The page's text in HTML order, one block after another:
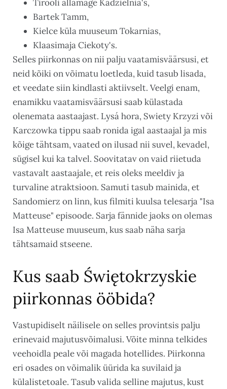
Tirooli allamäge Kadzielnia's,
Bartek Tamm,
Kielce küla muuseum Tokarnias,
Klaasimaja Ciekoty's.
Selles piirkonnas on nii palju vaatamisväärsusi, et
neid kõiki on võimatu loetleda, kuid tasub lisada,
et veedate siin kindlasti aktiivselt. Veelgi enam,
enamikku vaatamisväärsusi saab külastada
olenemata aastaajast. Lysá hora, Swiety Krzyzi või
Karczowka tippu saab ronida igal aastaajal ja mis
kõige tähtsam, vaated on ilusad nii suvel, kevadel,
sügisel kui ka talvel. Soovitatav on vaid riietuda
vastavalt aastaajale, et reis oleks meeldiv ja
turvaline atraktsioon. Samuti tasub mainida, et
Sandomierz on linn, kus filmiti kuulsa telesarja "Isa
Matteuse" episoode. Sarja fännide jaoks on olemas
Isa Matteuse muuseum, kus saab näha sarja
tähtsamaid stseene.
Kus saab Świętokrzyskie
piirkonnas ööbida?
Vastupidiselt näilisele on selles provintsis palju
erinevaid majutusvõimalusi. Võite minna telkides
veehoidla peale või magada hotellides. Piirkonna
eri osades on võimalik üürida ka suvilaid ja
külalistetoale. Tasub valida selline majutus, kust